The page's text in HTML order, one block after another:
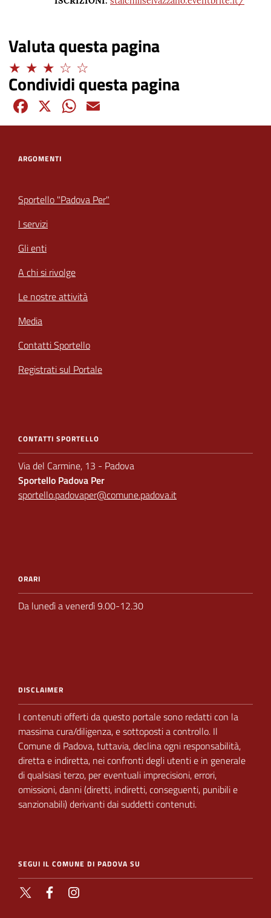
Valuta questa pagina
Adeguato
Condividi questa pagina
Facebook
X WhatsApp
Email
ARGOMENTI
Sportello "Padova Per"
I servizi
Gli enti
A chi si rivolge
Le nostre attività
Media
Contatti Sportello
Registrati sul Portale
CONTATTI SPORTELLO
Via del Carmine, 13 - Padova
Sportello Padova Per
sportello.padovaper@comune.padova.it
ORARI
Da lunedì a venerdì 9.00-12.30
DISCLAIMER
I contenuti offerti da questo portale sono redatti con la
massima cura/diligenza, e sottoposti acontrollo. Il
Comune di Padova,tuttavia, declina ogni responsabilità,
diretta e indiretta, neiconfronti degli utenti e in generale
di qualsiasi terzo, per eventuali imprecisioni, errori,
omissioni, danni (diretti, indiretti, conseguenti, punibili e
sanzionabili) derivanti dai suddetti contenuti.
SEGUI IL COMUNE DI PADOVA SU
Facebook